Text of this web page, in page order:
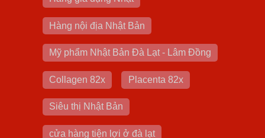
Hàng nội địa Nhật Bản
Mỹ phẩm Nhật Bản Đà Lạt - Lâm Đồng
Collagen 82x Placenta 82x
Siêu thị Nhật Bản
cửa hàng tiện lợi ở đà lạt